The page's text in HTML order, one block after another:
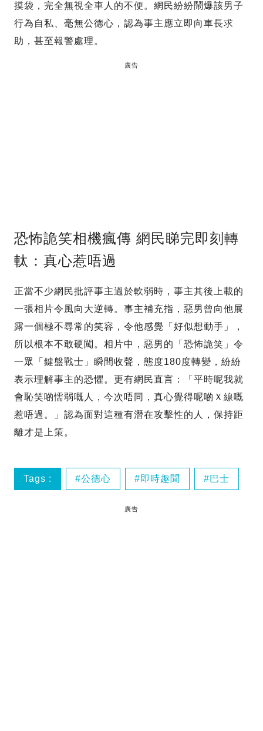
摸袋，完全無視全車人的不便。網民紛紛鬧爆該男子
行為自私、毫無公德心，認為事主應立即向車長求
助，甚至報警處理。
廣告
恐怖詭笑相機瘋傳 網民睇完即刻轉
軚：真心惹唔過
正當不少網民批評事主過於軟弱時，事主其後上載的
一張相片令風向大逆轉。事主補充指，惡男曾向他展
露一個極不尋常的笑容，令他感覺「好似想動手」，
所以根本不敢硬闖。相片中，惡男的「恐怖詭笑」令
一眾「鍵盤戰士」瞬間收聲，態度180度轉變，紛紛
表示理解事主的恐懼。更有網民直言：「平時呢我就
會恥笑啲懦弱嘅人，今次唔同，真心覺得呢啲Ｘ線嘅
惹唔過。」認為面對這種有潛在攻擊性的人，保持距
離才是上策。
Tags : 公德心 即時趣聞 巴士
廣告